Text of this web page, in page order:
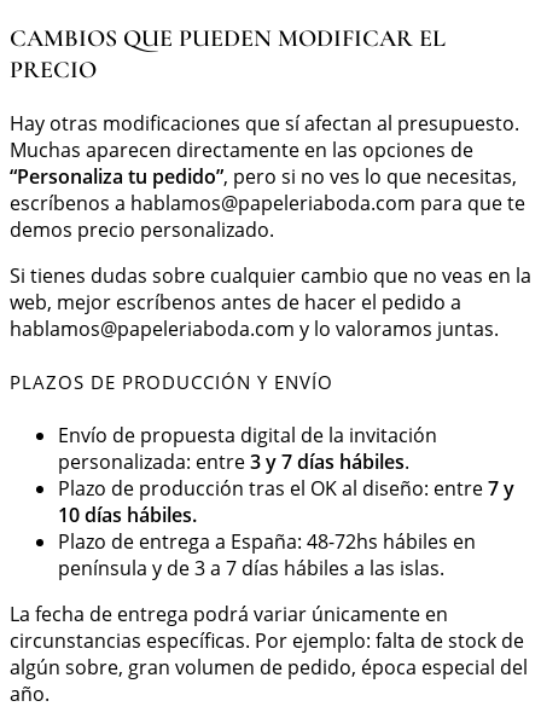
CAMBIOS QUE PUEDEN MODIFICAR EL
PRECIO
Hay otras modificaciones que sí afectan al presupuesto.
Muchas aparecen directamente en las opciones de
“Personaliza tu pedido”, pero si no ves lo que necesitas,
escríbenos a hablamos@papeleriaboda.com para que te
demos precio personalizado.
Si tienes dudas sobre cualquier cambio que no veas en la
web, mejor escríbenos antes de hacer el pedido a
hablamos@papeleriaboda.com y lo valoramos juntas.
PLAZOS DE PRODUCCIÓN Y ENVÍO
Envío de propuesta digital de la invitación
personalizada: entre3 y 7 días hábiles.
Plazo de producción tras el OK al diseño: entre7 y
10 días hábiles.
Plazo de entrega a España: 48-72hs hábiles en
península y de 3 a 7 días hábiles a las islas.
La fecha de entrega podrá variar únicamente en
circunstancias específicas. Por ejemplo: falta de stock de
algún sobre, gran volumen de pedido, época especial del
año.